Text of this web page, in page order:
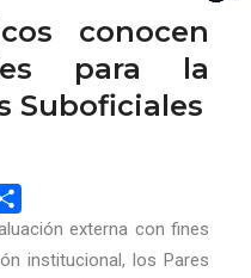
conocen
para la
Suboficiales
externa con fines
institucional, los Pares